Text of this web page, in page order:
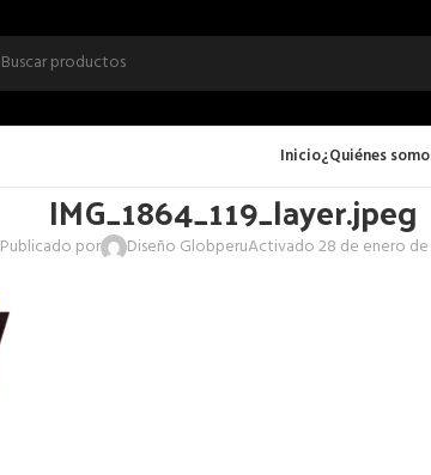
Inicio¿Quiénes
IMG_1864_119_layer.jpeg
Publicado por Diseño GlobperuActivado 28 de enero de